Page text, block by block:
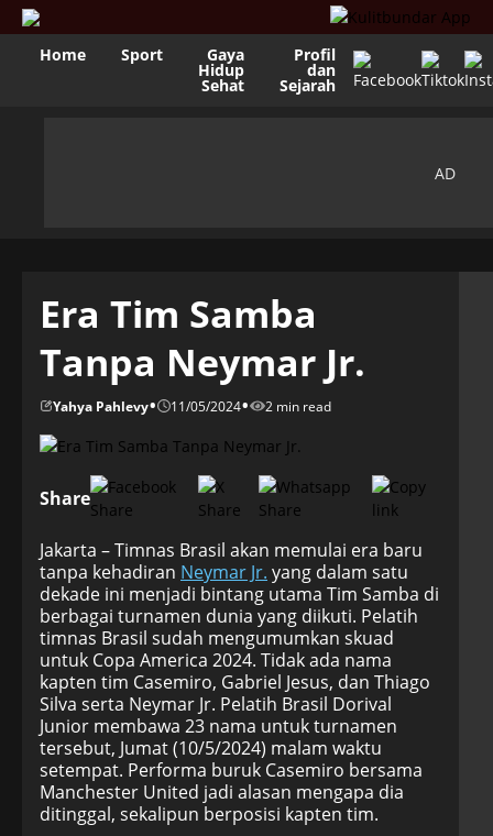
Home Sport Gaya
Hidup
Sehat
Profil
dan
Sejarah
Era Tim Samba
Tanpa Neymar Jr.
Yahya Pahlevy• 11/05/2024• 2 min read
Share
Jakarta – Timnas Brasil akan memulai era baru
tanpa kehadiran Neymar Jr. yang dalam satu
dekade ini menjadi bintang utama Tim Samba di
berbagai turnamen dunia yang diikuti. Pelatih
timnas Brasil sudah mengumumkan skuad
untuk Copa America 2024. Tidak ada nama
kapten tim Casemiro, Gabriel Jesus, dan Thiago
Silva serta Neymar Jr. Pelatih Brasil Dorival
Junior membawa 23 nama untuk turnamen
tersebut, Jumat (10/5/2024) malam waktu
setempat. Performa buruk Casemiro bersama
Manchester United jadi alasan mengapa dia
ditinggal, sekalipun berposisi kapten tim.